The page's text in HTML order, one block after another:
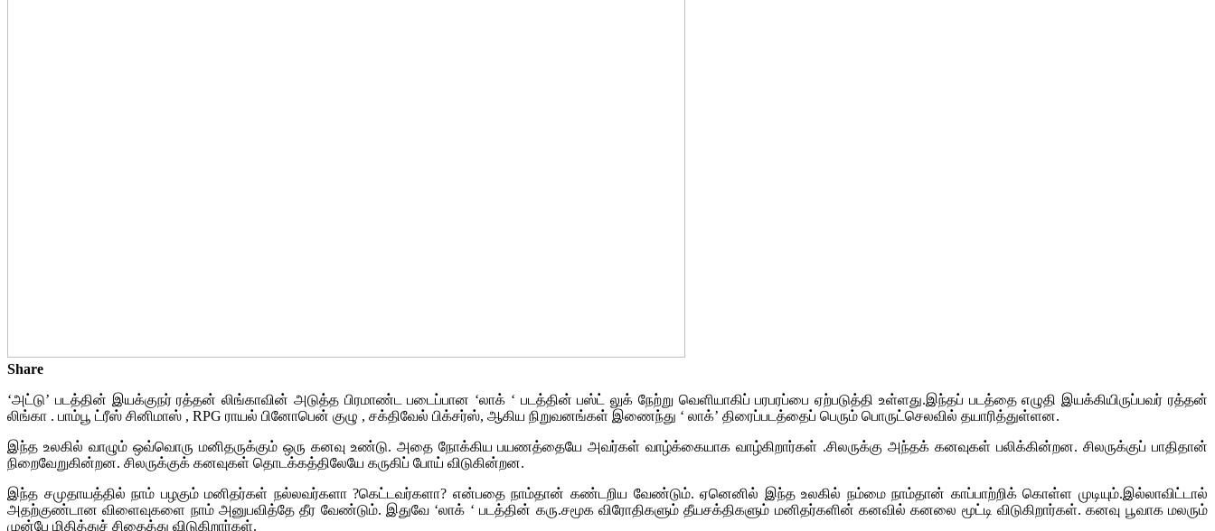
Share
‘அட்டு’ படத்தின் இயக்குநர் ரத்தன் லிங்காவின் அடுத்த பிரமாண்ட படைப்பான ‘லாக் ‘ படத்தின் பஸ்ட் லுக் நேற்று வெளியாகிப் பரபரப்பை ஏற்படுத்தி உள்ளது.இந்தப் படத்தை எழுதி இயக்கியிருப்பவர் ரத்தன்
லிங்கா . பாம்பூ ட்ரீஸ் சினிமாஸ் , RPG ராயல் பினோபென் குழு , சக்திவேல் பிக்சர்ஸ், ஆகிய நிறுவனங்கள் இணைந்து ‘ லாக்’ திரைப்படத்தைப் பெரும் பொருட்செலவில் தயாரித்துள்ளன.
இந்த உலகில் வாழும் ஒவ்வொரு மனிதருக்கும் ஒரு கனவு உண்டு. அதை நோக்கிய பயணத்தையே அவர்கள் வாழ்க்கையாக வாழ்கிறார்கள் .சிலருக்கு அந்தக் கனவுகள் பலிக்கின்றன. சிலருக்குப் பாதிதான்
நிறைவேறுகின்றன. சிலருக்குக் கனவுகள் தொடக்கத்திலேயே கருகிப் போய் விடுகின்றன.
இந்த சமுதாயத்தில் நாம் பழகும் மனிதர்கள் நல்லவர்களா ?கெட்டவர்களா? என்பதை நாம்தான் கண்டறிய வேண்டும். ஏனெனில் இந்த உலகில் நம்மை நாம்தான் காப்பாற்றிக் கொள்ள முடியும்.இல்லாவிட்டால்
அதற்குண்டான விளைவுகளை நாம் அனுபவித்தே தீர வேண்டும். இதுவே ‘லாக் ‘ படத்தின் கரு.சமூக விரோதிகளும் தீயசக்திகளும் மனிதர்களின் கனவில் கனலை மூட்டி விடுகிறார்கள். கனவு பூவாக மலரும்
முன்பே மிதித்துச் சிதைத்து விடுகிறார்கள்.